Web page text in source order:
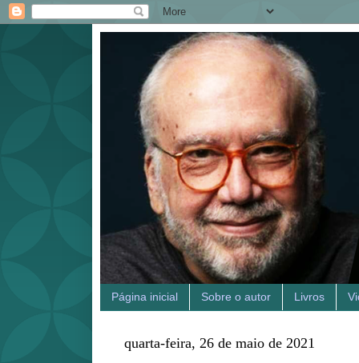
Página inicial Sobre o autor Livros
quarta-feira, 26 de maio de 2021